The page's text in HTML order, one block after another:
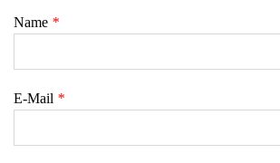
Name *
E-Mail *